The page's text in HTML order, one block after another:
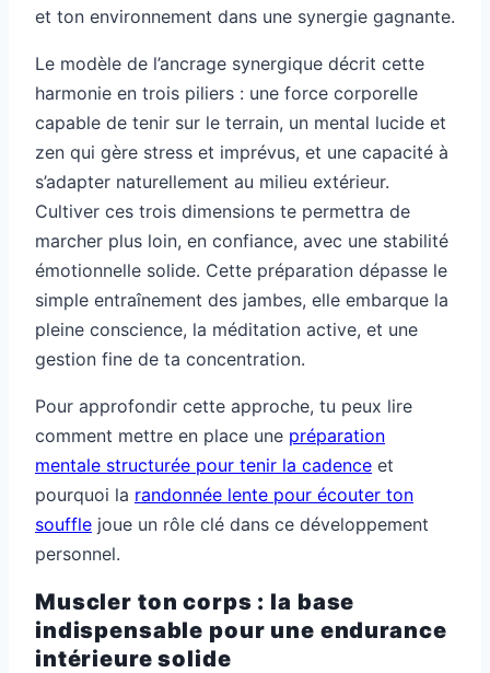
et ton environnement dans une synergie gagnante.
Le modèle de l’ancrage synergique décrit cette
harmonie en trois piliers : une force corporelle
capable de tenir sur le terrain, un mental lucide et
zen qui gère stress et imprévus, et une capacité à
s’adapter naturellement au milieu extérieur.
Cultiver ces trois dimensions te permettra de
marcher plus loin, en confiance, avec une stabilité
émotionnelle solide. Cette préparation dépasse le
simple entraînement des jambes, elle embarque la
pleine conscience, la méditation active, et une
gestion fine de ta concentration.
Pour approfondir cette approche, tu peux lire
comment mettre en place une préparation
mentale structurée pour tenir la cadence et
pourquoi la randonnée lente pour écouter ton
souffle joue un rôle clé dans ce développement
personnel.
Muscler ton corps : la base
indispensable pour une endurance
intérieure solide